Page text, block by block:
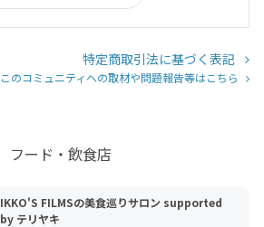
特定商取引法に基づく表記
このコミュニティへの取材や問題報告等はこちら
フード・飲食店
IKKO'S FILMSの美食巡りサロン supported
by テリヤキ